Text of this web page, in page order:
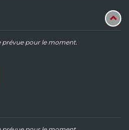
prévue pour le moment.